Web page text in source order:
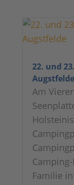
22. und
Augstfelde
Am
Familie